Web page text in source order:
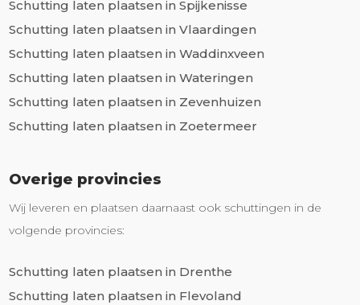
Schutting laten plaatsen in Spijkenisse
Schutting laten plaatsen in Vlaardingen
Schutting laten plaatsen in Waddinxveen
Schutting laten plaatsen in Wateringen
Schutting laten plaatsen in Zevenhuizen
Schutting laten plaatsen in Zoetermeer
Overige provincies
Wij leveren en plaatsen daarnaast ook schuttingen in de
volgende provincies:
Schutting laten plaatsen in Drenthe
Schutting laten plaatsen in Flevoland